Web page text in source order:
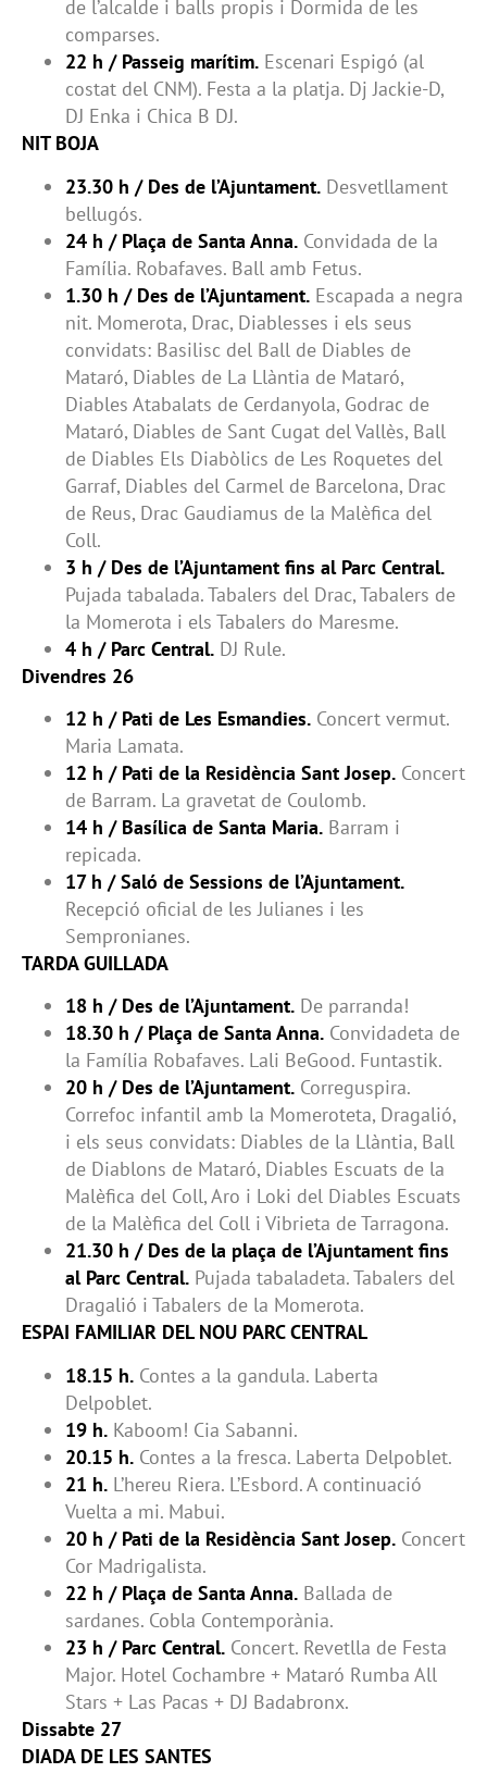
de l’alcalde i balls propis i Dormida de les
comparses.
22 h / Passeig marítim. Escenari Espigó (al
costat del CNM). Festa a la platja. Dj Jackie-D,
DJ Enka i Chica B DJ.
NIT BOJA
23.30 h / Des de l’Ajuntament. Desvetllament
bellugós.
24 h / Plaça de Santa Anna. Convidada de la
Família. Robafaves. Ball amb Fetus.
1.30 h / Des de l’Ajuntament. Escapada a negra
nit. Momerota, Drac, Diablesses i els seus
convidats: Basilisc del Ball de Diables de
Mataró, Diables de La Llàntia de Mataró,
Diables Atabalats de Cerdanyola, Godrac de
Mataró, Diables de Sant Cugat del Vallès, Ball
de Diables Els Diabòlics de Les Roquetes del
Garraf, Diables del Carmel de Barcelona, Drac
de Reus, Drac Gaudiamus de la Malèfica del
Coll.
3 h / Des de l’Ajuntament fins al Parc Central.
Pujada tabalada. Tabalers del Drac, Tabalers de
la Momerota i els Tabalers do Maresme.
4 h / Parc Central. DJ Rule.
Divendres 26
12 h / Pati de Les Esmandies. Concert vermut.
Maria Lamata.
12 h / Pati de la Residència Sant Josep. Concert
de Barram. La gravetat de Coulomb.
14 h / Basílica de Santa Maria. Barram i
repicada.
17 h / Saló de Sessions de l’Ajuntament.
Recepció oficial de les Julianes i les
Sempronianes.
TARDA GUILLADA
18 h / Des de l’Ajuntament. De parranda!
18.30 h / Plaça de Santa Anna. Convidadeta de
la Família Robafaves. Lali BeGood. Funtastik.
20 h / Des de l’Ajuntament. Correguspira.
Correfoc infantil amb la Momeroteta, Dragalió,
i els seus convidats: Diables de la Llàntia, Ball
de Diablons de Mataró, Diables Escuats de la
Malèfica del Coll, Aro i Loki del Diables Escuats
de la Malèfica del Coll i Vibrieta de Tarragona.
21.30 h / Des de la plaça de l’Ajuntament fins
al Parc Central. Pujada tabaladeta. Tabalers del
Dragalió i Tabalers de la Momerota.
ESPAI FAMILIAR DEL NOU PARC CENTRAL
18.15 h. Contes a la gandula. Laberta
Delpoblet.
19 h. Kaboom! Cia Sabanni.
20.15 h. Contes a la fresca. Laberta Delpoblet.
21 h. L’hereu Riera. L’Esbord. A continuació
Vuelta a mi. Mabui.
20 h / Pati de la Residència Sant Josep. Concert
Cor Madrigalista.
22 h / Plaça de Santa Anna. Ballada de
sardanes. Cobla Contemporània.
23 h / Parc Central. Concert. Revetlla de Festa
Major. Hotel Cochambre + Mataró Rumba All
Stars + Las Pacas + DJ Badabronx.
Dissabte 27
DIADA DE LES SANTES